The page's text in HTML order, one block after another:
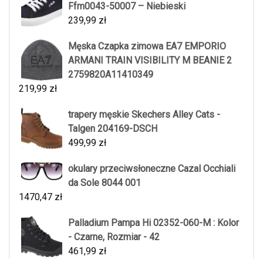
Ffm0043-50007 – Niebieski
239,99 zł
Męska Czapka zimowa EA7 EMPORIO
ARMANI TRAIN VISIBILITY M BEANIE 2
2759820A11410349
219,99 zł
trapery męskie Skechers Alley Cats -
Talgen 204169-DSCH
499,99 zł
okulary przeciwsłoneczne Cazal Occhiali
da Sole 8044 001
1470,47 zł
Palladium Pampa Hi 02352-060-M : Kolor
- Czarne, Rozmiar - 42
461,99 zł